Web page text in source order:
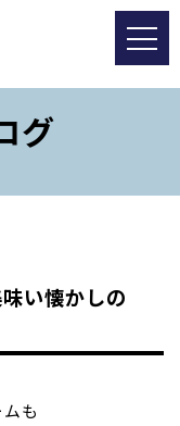
グ
い懐かしの
も